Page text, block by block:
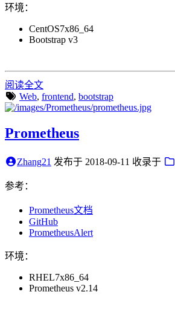
环境：
CentOS7x86_64
Bootstrap v3
阅读全文
Web, frontend, bootstrap
Prometheus
Zhang21 发布于 2018-09-11 收录于
参考：
Prometheus文档
GitHub
PrometheusAlert
环境：
RHEL7x86_64
Prometheus v2.14